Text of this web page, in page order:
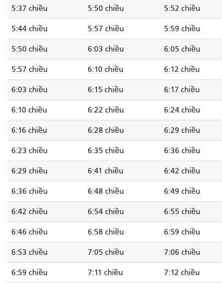
5:37 chiều 5:50 chiều 5:52 chiều
5:44 chiều 5:57 chiều 5:59 chiều
5:50 chiều 6:03 chiều 6:05 chiều
5:57 chiều 6:10 chiều 6:12 chiều
6:03 chiều 6:15 chiều 6:17 chiều
6:10 chiều 6:22 chiều 6:24 chiều
6:16 chiều 6:28 chiều 6:29 chiều
6:23 chiều 6:35 chiều 6:36 chiều
6:29 chiều 6:41 chiều 6:42 chiều
6:36 chiều 6:48 chiều 6:49 chiều
6:42 chiều 6:54 chiều 6:55 chiều
6:46 chiều 6:58 chiều 6:59 chiều
6:53 chiều 7:05 chiều 7:06 chiều
6:59 chiều 7:11 chiều 7:12 chiều